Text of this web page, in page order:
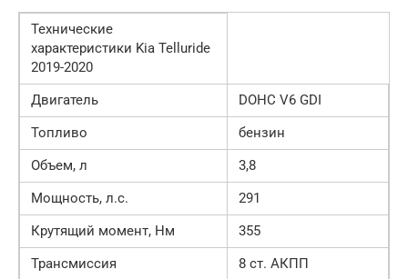
Технические
характеристики Kia Telluride
2019-2020
Двигатель
DOHC V6 GDI
Топливо
бензин
Объем, л
3,8
Мощность, л.с.
291
Крутящий момент, Нм
355
Трансмиссия
8 ст. АКПП